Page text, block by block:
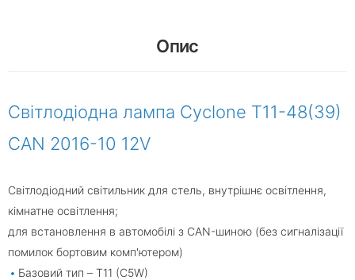
Опис
Світлодіодна лампа Cyclone T11-48(39)
CAN 2016-10 12V
Світлодіодний світильник для стель, внутрішнє освітлення,
кімнатне освітлення;
для встановлення в автомобілі з CAN-шиною (без сигналізації
помилок бортовим комп'ютером)
Базовий тип – T11 (C5W)